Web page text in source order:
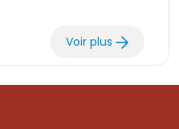
Voir plus